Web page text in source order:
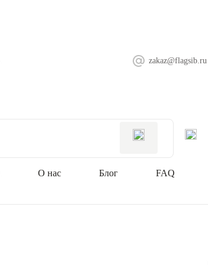
zakaz@flagsib.ru
О нас Блог FAQ